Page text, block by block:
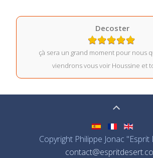
Decoster
çà sera un grand moment pour nous
viendrons vous voir Houssine et
Copyright Philippe Jonac